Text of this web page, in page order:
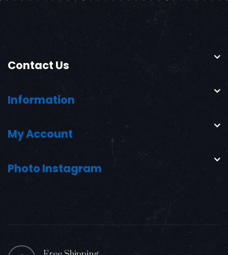
Contact Us
Information
My Account
Photo Instagram